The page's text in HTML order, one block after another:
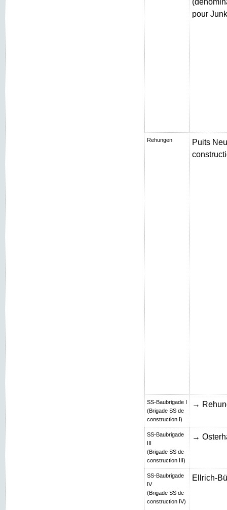
pour
Rehungen
Puits
SS-Baubrigade I
(Brigade SS de
construction I)
→
SS-Baubrigade
III
(Brigade SS de
construction III)
→
SS-Baubrigade
IV
(Brigade SS de
construction IV)
Ellrich-